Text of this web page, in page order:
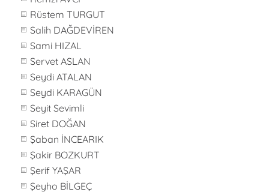
Rüstem TURGUT
Salih DAĞDEVİREN
Sami HIZAL
Servet ASLAN
Seydi ATALAN
Seydi KARAGÜN
Seyit Sevimli
Siret DOĞAN
Şaban İNCEARIK
Şakir BOZKURT
Şerif YAŞAR
Şeyho BİLGEÇ